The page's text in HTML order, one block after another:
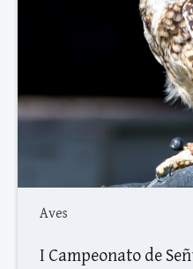
Aves
I Campeonato de